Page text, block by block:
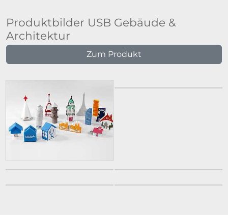
Produktbilder USB Gebäude &
Architektur
Zum Produkt